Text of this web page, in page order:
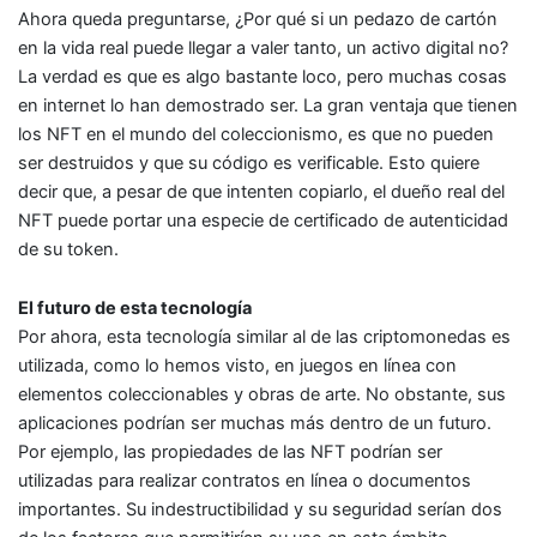
Ahora queda preguntarse, ¿Por qué si un pedazo de cartón
en la vida real puede llegar a valer tanto, un activo digital no?
La verdad es que es algo bastante loco, pero muchas cosas
en internet lo han demostrado ser. La gran ventaja que tienen
los NFT en el mundo del coleccionismo, es que no pueden
ser destruidos y que su código es verificable. Esto quiere
decir que, a pesar de que intenten copiarlo, el dueño real del
NFT puede portar una especie de certificado de autenticidad
de su token.
El futuro de esta tecnología
Por ahora, esta tecnología similar al de las criptomonedas es
utilizada, como lo hemos visto, en juegos en línea con
elementos coleccionables y obras de arte. No obstante, sus
aplicaciones podrían ser muchas más dentro de un futuro.
Por ejemplo, las propiedades de las NFT podrían ser
utilizadas para realizar contratos en línea o documentos
importantes. Su indestructibilidad y su seguridad serían dos